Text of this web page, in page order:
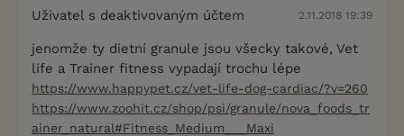
Uživatel s deaktivovaným účtem 2.11.2018 19:39
jenomže ty dietní granule jsou všecky takové, Vet
life a Trainer fitness vypadají trochu lépe
https://www.happypet.cz/vet-life-dog-cardiac/?v=260
https://www.zoohit.cz/shop/psi/granule/nova_foods_tr
ainer_natural#Fitness_Medium___Maxi